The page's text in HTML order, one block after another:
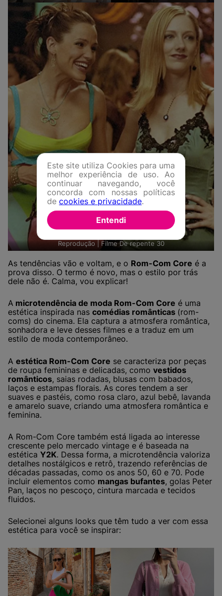
Reprodução | Filme De repente 30
As tendências vão e voltam, e o Rom-Com Core é a
prova disso. O termo é novo, mas o estilo por trás
dele não é. Calma, vou explicar!
A microtendência de moda Rom-Com Core é uma
estética inspirada nas comédias românticas (rom-
coms) do cinema. Ela captura a atmosfera romântica,
sonhadora e leve desses filmes e a traduz em um
estilo de moda contemporâneo.
A estética Rom-Com Core se caracteriza por peças
de roupa femininas e delicadas, como vestidos
românticos, saias rodadas, blusas com babados,
laços e estampas florais. As cores tendem a ser
suaves e pastéis, como rosa claro, azul bebê, lavanda
e amarelo suave, criando uma atmosfera romântica e
feminina.
A Rom-Com Core também está ligada ao interesse
crescente pelo mercado vintage e é baseada na
estética Y2K. Dessa forma, a microtendência valoriza
detalhes nostálgicos e retrô, trazendo referências de
décadas passadas, como os anos 50, 60 e 70. Pode
incluir elementos como mangas bufantes, golas Peter
Pan, laços no pescoço, cintura marcada e tecidos
fluidos.
Selecionei alguns looks que têm tudo a ver com essa
estética para você se inspirar:
Este site utiliza Cookies para uma
melhor experiência de uso. Ao
continuar navegando, você
concorda com nossas políticas
de cookies e privacidade.
Entendi